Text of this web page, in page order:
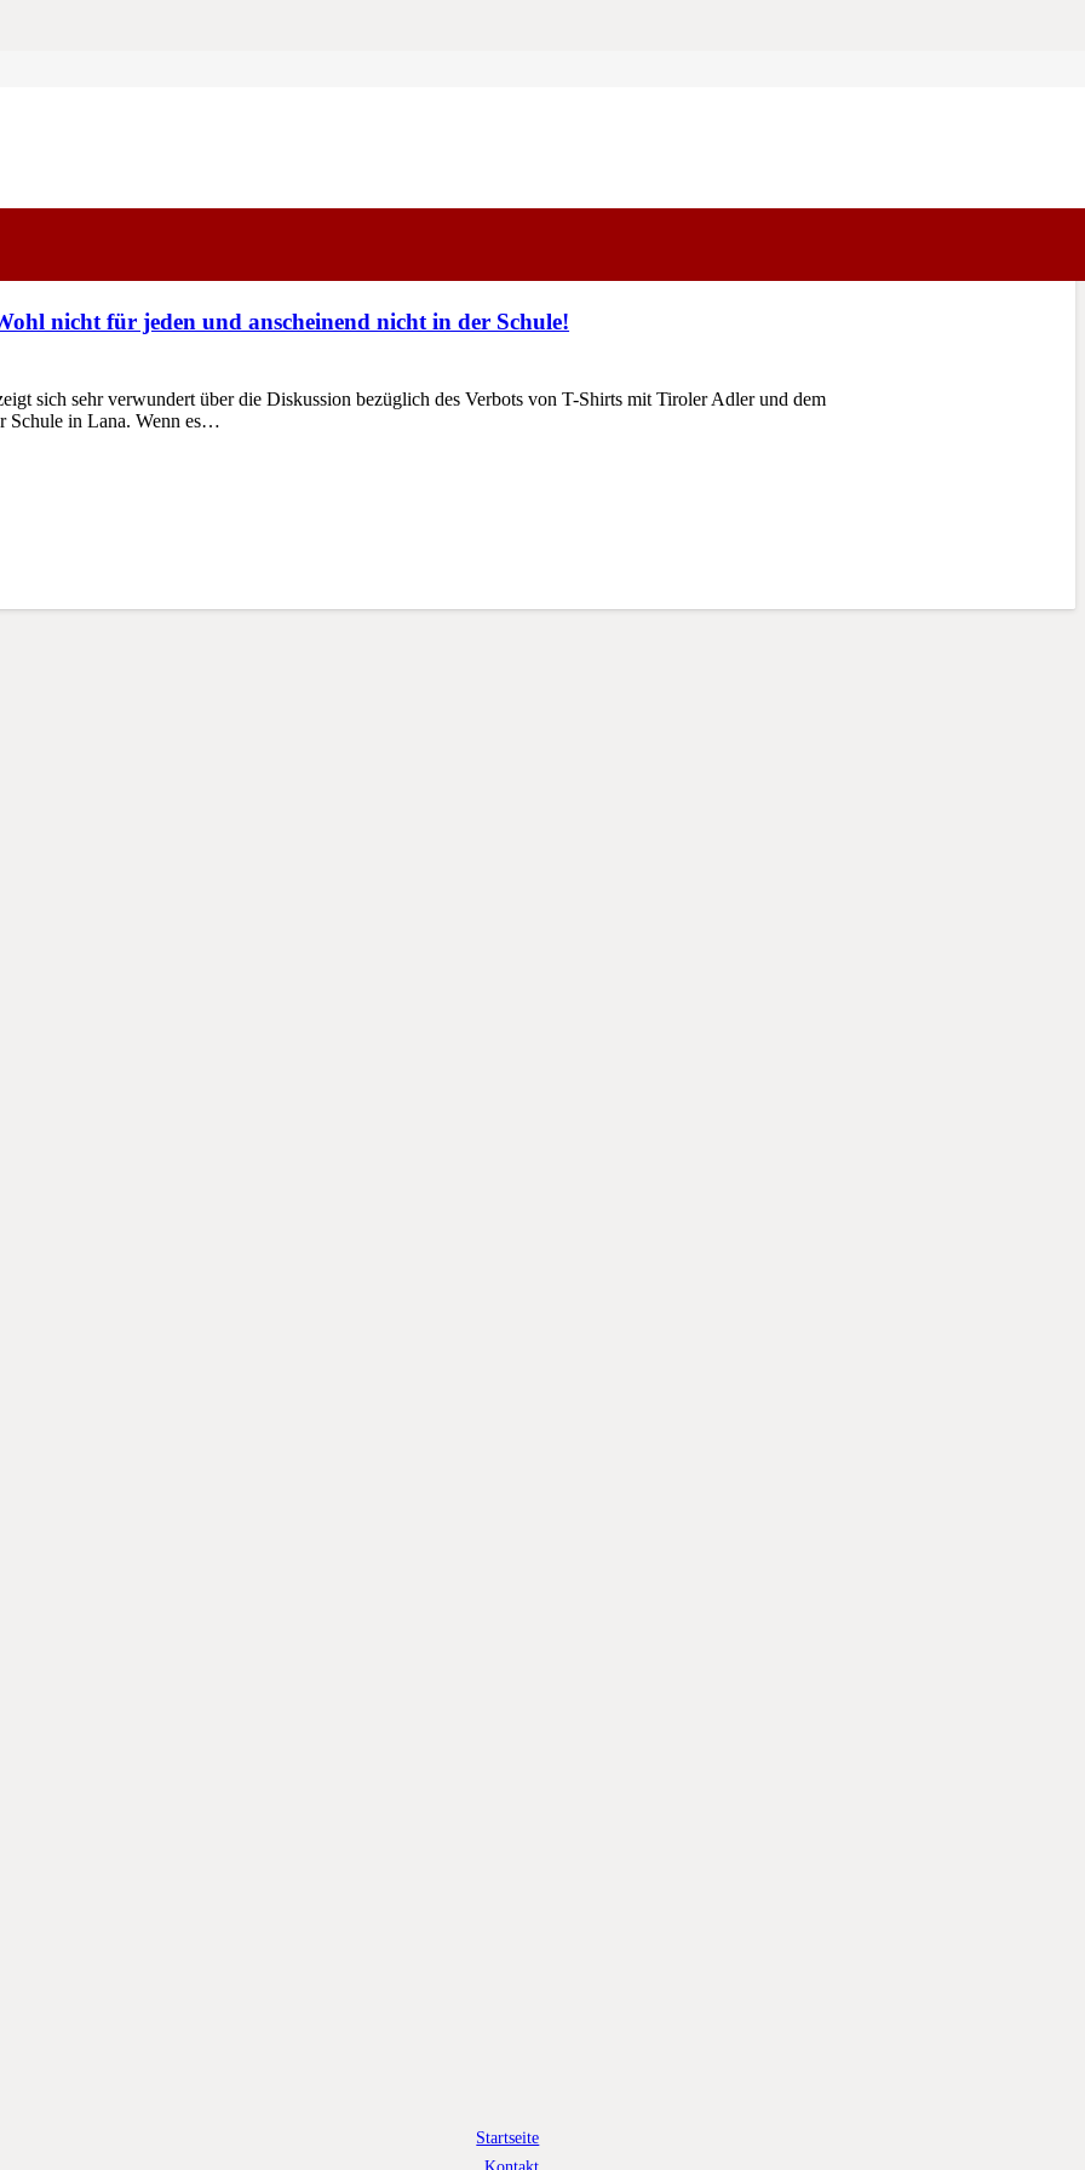
nicht für jeden und anscheinend nicht in der Schule!
sich sehr verwundert über die Diskussion bezüglich des Verbots von T-Shirts mit Tiroler Adler und dem
Schule in Lana. Wenn es…
Startseite